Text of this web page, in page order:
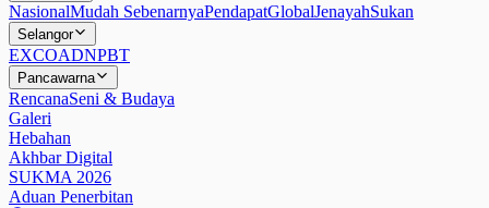
NasionalMudah SebenarnyaPendapatGlobalJenayahSukan
Selangor
EXCOADNPBT
Pancawarna
RencanaSeni & Budaya
Galeri
Hebahan
Akhbar Digital
SUKMA 2026
Aduan Penerbitan